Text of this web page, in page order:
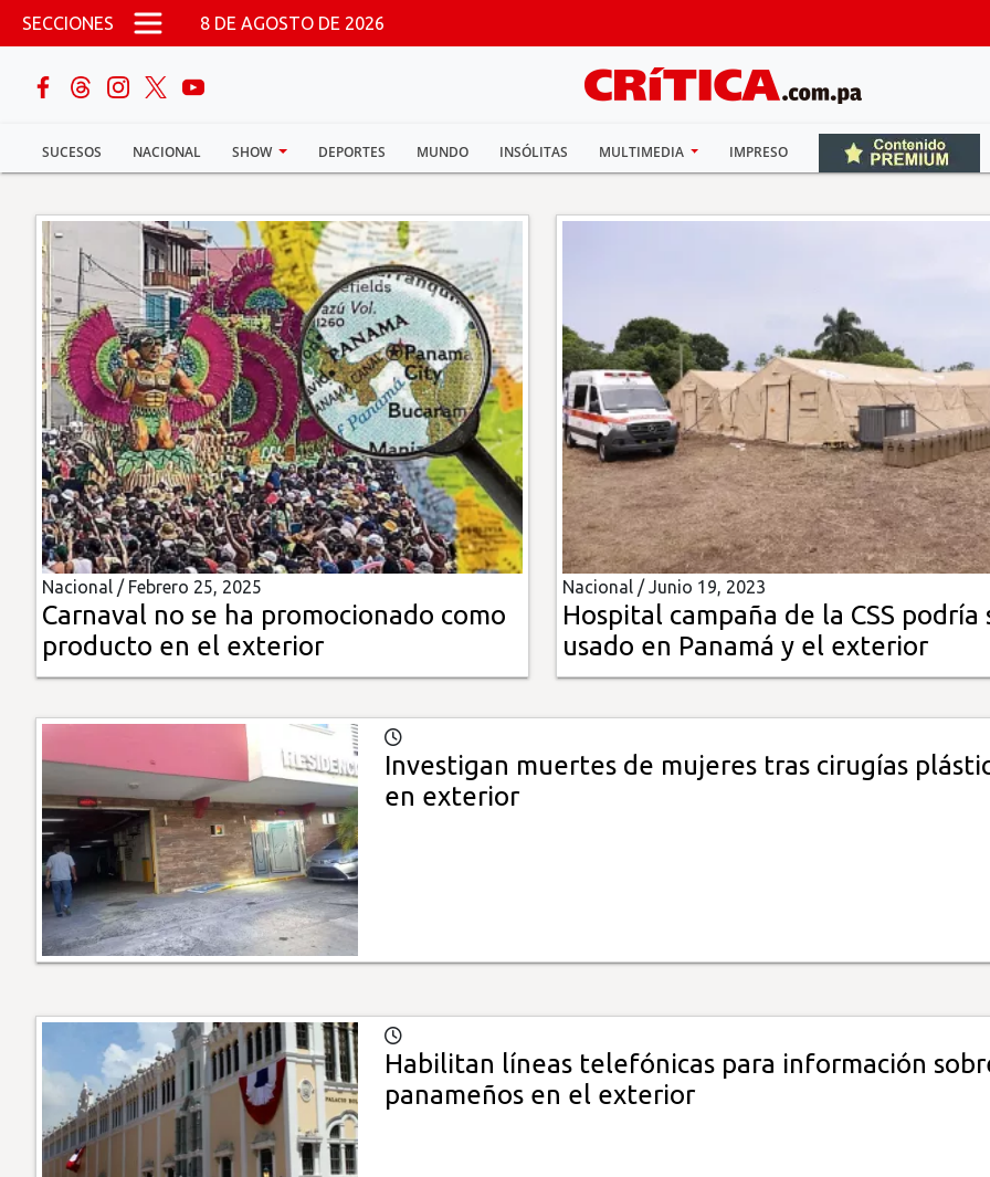
Pasar al contenido principal
SECCIONES 8 DE AGOSTO DE 2026
SUCESOS NACIONAL SHOW DEPORTES MUNDO INSÓLITAS MULTIMEDIA IMPRESO
buscar
Sucesos
Nacional
Política
Show
Deportes
Mundo
Insólitas
Multimedia
Impreso
Nacional / Febrero 25, 2025
Carnaval no se ha promocionado como
producto en el exterior
Nacional /Junio 19, 2023
Hospital campaña de la CSS podría
usado en Panamá y el exterior
Investigan muertes de mujeres tras cirugías
en exterior
Habilitan líneas telefónicas para información
panameños en el exterior